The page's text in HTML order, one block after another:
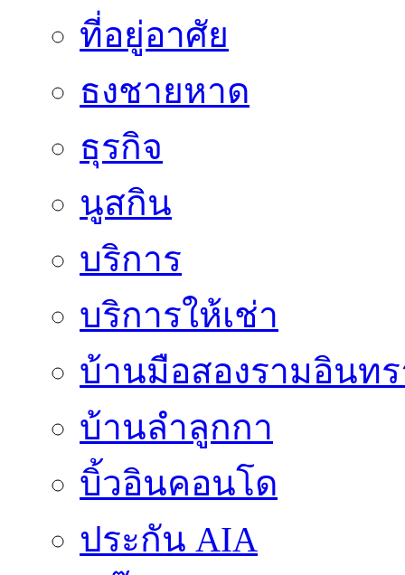
ที่อยู่อาศัย
ธงชายหาด
ธุรกิจ
นูสกิน
บริการ
บริการให้เช่า
บ้านมือสองรามอินท
บ้านลำลูกกา
บิ้วอินคอนโด
ประกัน AIA